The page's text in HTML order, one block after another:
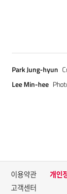
Park Jung-hyun
Lee Min-hee
이용약관 개인
고객센터